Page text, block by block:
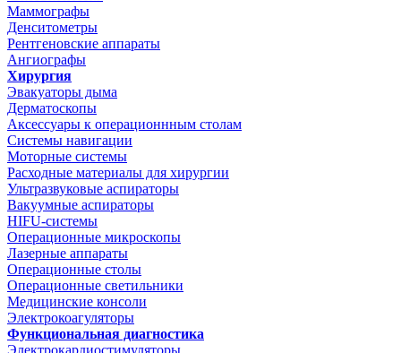
Маммографы
Денситометры
Рентгеновские аппараты
Ангиографы
Хирургия
Эвакуаторы дыма
Дерматоскопы
Аксессуары к операционнным столам
Системы навигации
Моторные системы
Расходные материалы для хирургии
Ультразвуковые аспираторы
Вакуумные аспираторы
HIFU-системы
Операционные микроскопы
Лазерные аппараты
Операционные столы
Операционные светильники
Медицинские консоли
Электрокоагуляторы
Функциональная диагностика
Электрокардиостимуляторы